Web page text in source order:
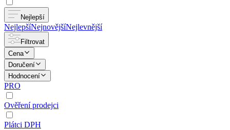
Nejlepší
NejlepšíNejnovějšíNejlevnější
Filtrovat
Cena
Doručení
Hodnocení
PRO
Ověření prodejci
Plátci DPH